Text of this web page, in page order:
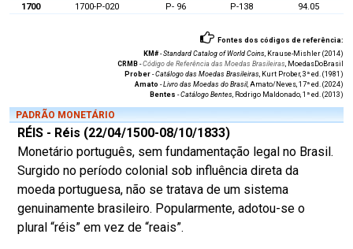
1700 1700-P-020 P- 96 P-138 94.05
Fontes dos códigos de referência:
KM#-Standard Catalog of World Coins , Krause-Mishler (2014)
CRMB -Código de Referência das Moedas Brasileiras , MoedasDoBrasil
Prober -Catálogo das Moedas Brasileiras , Kurt Prober, 3ª ed. (1981)
Amato -Livro das Moedas do Brasil , Amato/Neves, 17ª ed. (2024)
Bentes -Catálogo Bentes , Rodrigo Maldonado, 1ª ed. (2013)
PADRÃO MONETÁRIO
RÉIS - Réis (22/04/1500-08/10/1833)
Monetário português, sem fundamentação legal no Brasil.
Surgido no período colonial sob influência direta da
moeda portuguesa, não se tratava de um sistema
genuinamente brasileiro. Popularmente, adotou-se o
plural “réis” em vez de “reais”.